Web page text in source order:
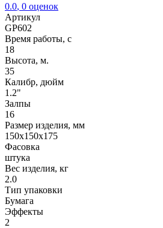
0.0, 0 оценок
Артикул
GP602
Время работы, с
18
Высота, м.
35
Калибр, дюйм
1.2"
Залпы
16
Размер изделия, мм
150х150х175
Фасовка
штука
Вес изделия, кг
2.0
Тип упаковки
Бумага
Эффекты
2